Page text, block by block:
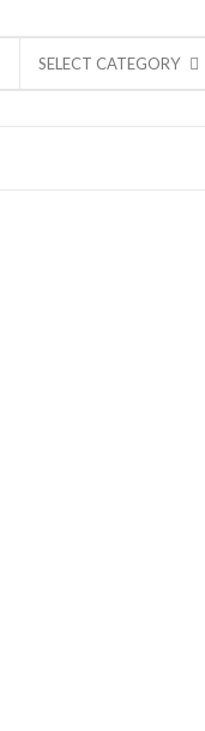
SELECT CATEGORY